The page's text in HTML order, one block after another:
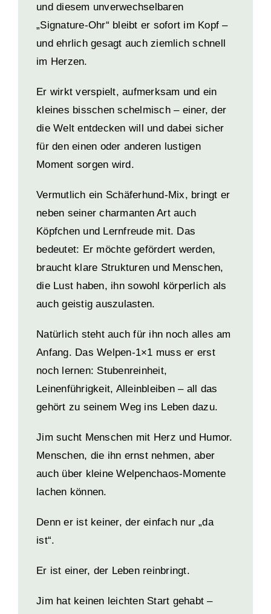
und diesem unverwechselbaren
„Signature-Ohr“ bleibt er sofort im Kopf –
und ehrlich gesagt auch ziemlich schnell
im Herzen.
Er wirkt verspielt, aufmerksam und ein
kleines bisschen schelmisch – einer, der
die Welt entdecken will und dabei sicher
für den einen oder anderen lustigen
Moment sorgen wird.
Vermutlich ein Schäferhund-Mix, bringt er
neben seiner charmanten Art auch
Köpfchen und Lernfreude mit. Das
bedeutet: Er möchte gefördert werden,
braucht klare Strukturen und Menschen,
die Lust haben, ihn sowohl körperlich als
auch geistig auszulasten.
Natürlich steht auch für ihn noch alles am
Anfang. Das Welpen-1×1 muss er erst
noch lernen: Stubenreinheit,
Leinenführigkeit, Alleinbleiben – all das
gehört zu seinem Weg ins Leben dazu.
Jim sucht Menschen mit Herz und Humor.
Menschen, die ihn ernst nehmen, aber
auch über kleine Welpenchaos-Momente
lachen können.
Denn er ist keiner, der einfach nur „da
ist“.
Er ist einer, der Leben reinbringt.
Jim hat keinen leichten Start gehabt –